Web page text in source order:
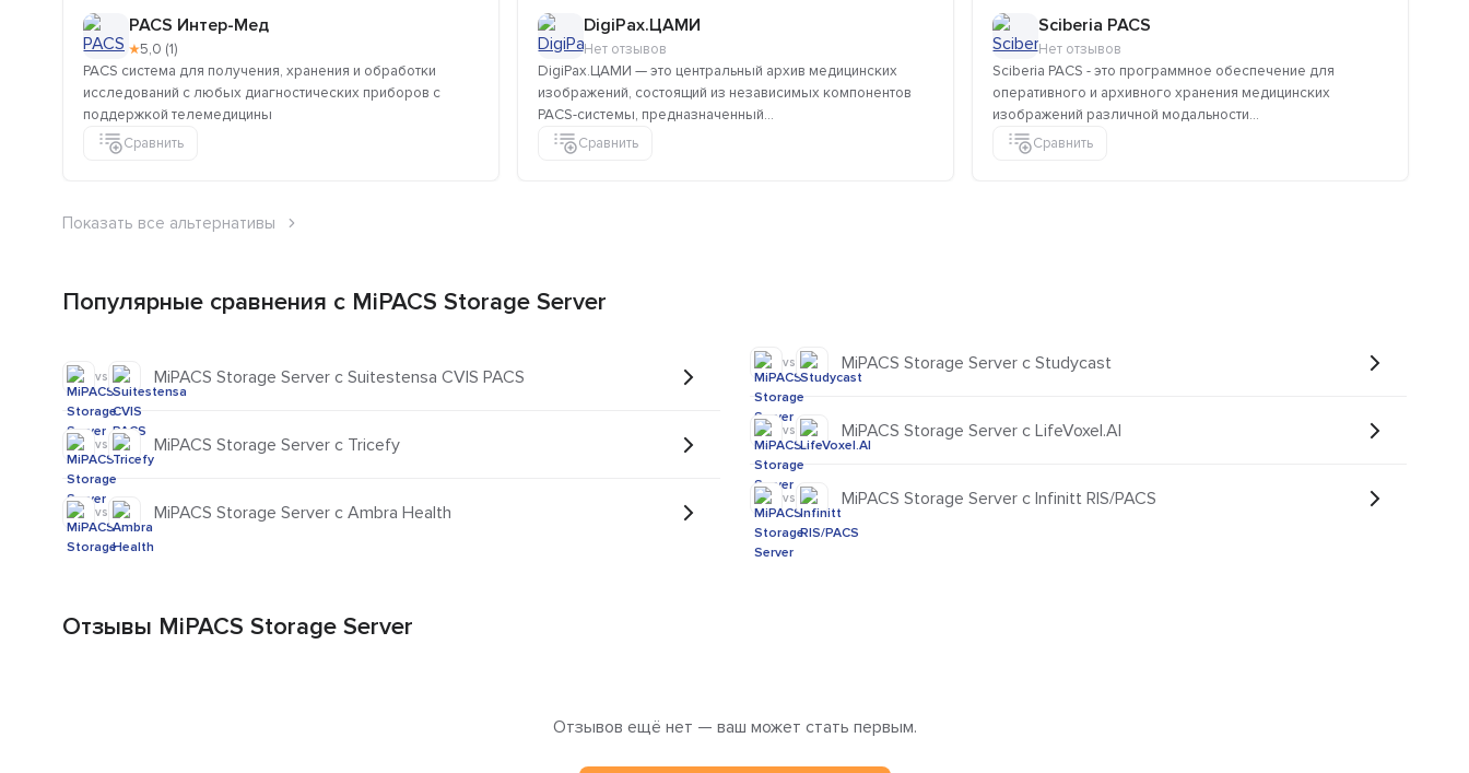
PACS Интер-Мед
★5,0 (1)
PACS система для получения, хранения и обработки
исследований с любых диагностических приборов с
поддержкой телемедицины
Сравнить
DigiPax.ЦАМИ
Нет отзывов
DigiPax.ЦАМИ — это центральный архив медицинских
изображений, состоящий из независимых компонентов
PACS-системы, предназначенный...
Сравнить
Sciberia PACS
Нет отзывов
Sciberia PACS - это программное обеспечение для
оперативного и архивного хранения медицинских
изображений различной модальности...
Сравнить
Показать все альтернативы
Популярные сравнения с MiPACS Storage Server
vs MiPACS Storage Server с Suitestensa CVIS PACS
vs MiPACS Storage Server с Tricefy
vs MiPACS Storage Server с Ambra Health
vs MiPACS Storage Server с Studycast
vs MiPACS Storage Server с LifeVoxel.AI
vs MiPACS Storage Server с Infinitt RIS/PACS
Отзывы MiPACS Storage Server
Отзывов ещё нет — ваш может стать первым.